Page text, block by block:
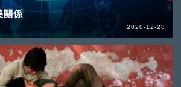
關係
2020-12-28